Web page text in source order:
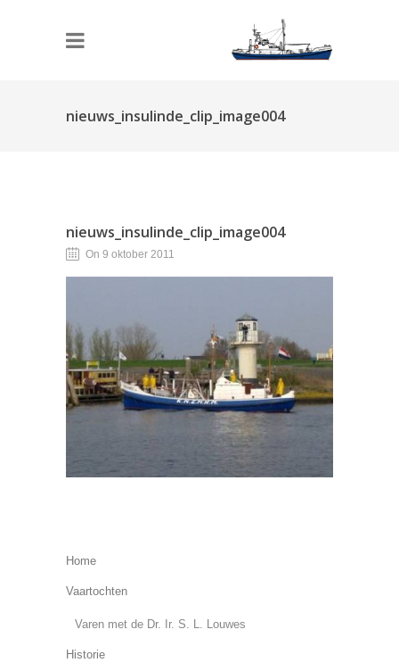
nieuws_insulinde_clip_image004
nieuws_insulinde_clip_image004
On 9 oktober 2011
Home
Vaartochten
Varen met de Dr. Ir. S. L. Louwes
Historie